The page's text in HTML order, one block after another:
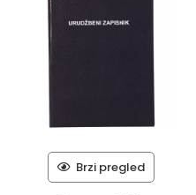
Brzi pregled